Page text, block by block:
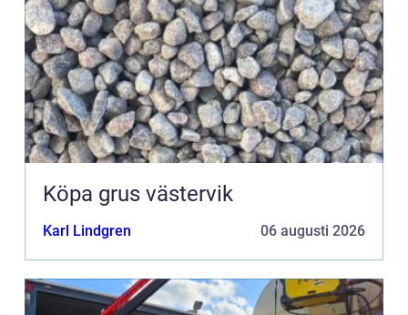
Köpa grus västervik
Karl Lindgren 06 augusti 2026